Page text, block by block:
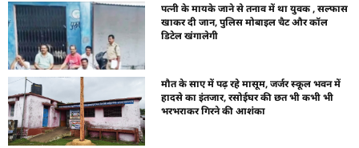
पत्नी के मायके जाने से तनाव में था युवक , सल्फास
खाकर दी जान, पुलिस मोबाइल चैट और कॉल
डिटेल खंगालेगी
मौत के साए में पढ़ रहे मासूम, जर्जर स्कूल भवन में
हादसे का इंतजार, रसोईघर की छत भी कभी भी
भरभराकर गिरने की आशंका